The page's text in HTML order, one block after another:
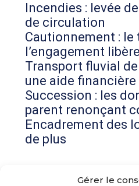
Gérer le
Incendies : levée
de circulation
Cautionnement : le
l’engagement
Transport fluvial
une aide financière
Succession : les
parent renonçant
Encadrement des
de plus
Commentaires